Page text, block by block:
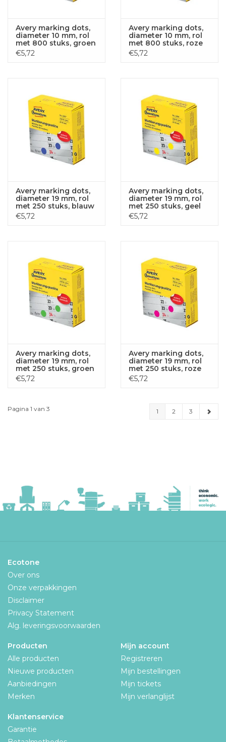
Avery marking dots,
diameter 10 mm, rol
met 800 stuks, groen
€5,72
Avery marking dots,
diameter 10 mm, rol
met 800 stuks, roze
€5,72
Avery marking dots,
diameter 19 mm, rol
met 250 stuks, blauw
€5,72
Avery marking dots,
diameter 19 mm, rol
met 250 stuks, geel
€5,72
Avery marking dots,
diameter 19 mm, rol
met 250 stuks, groen
€5,72
Avery marking dots,
diameter 19 mm, rol
met 250 stuks, roze
€5,72
Pagina 1 van 3 1 2 3
Ecotone
Over ons
Onze verpakkingen
Disclaimer
Privacy Statement
Alg. leveringsvoorwaarden
Producten
Alle producten
Nieuwe producten
Aanbiedingen
Merken
Mijn account
Registreren
Mijn bestellingen
Mijn tickets
Mijn verlanglijst
Klantenservice
Garantie